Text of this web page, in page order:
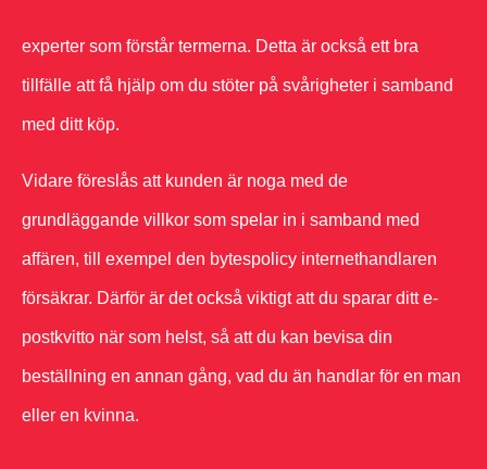
experter som förstår termerna. Detta är också ett bra
tillfälle att få hjälp om du stöter på svårigheter i samband
med ditt köp.
Vidare föreslås att kunden är noga med de
grundläggande villkor som spelar in i samband med
affären, till exempel den bytespolicy internethandlaren
försäkrar. Därför är det också viktigt att du sparar ditt e-
postkvitto när som helst, så att du kan bevisa din
beställning en annan gång, vad du än handlar för en man
eller en kvinna.